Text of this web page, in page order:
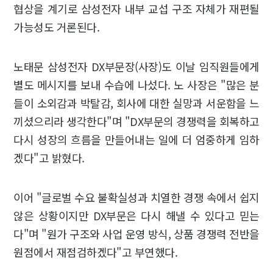
협상을 계기로 삼성전자 내부 교섭 구조 자체가 재편될
가능성도 거론된다.
노태문 삼성전자 DX부문장(사장)도 이날 임직원들에게
별도 메시지를 보내 수습에 나섰다. 노 사장은 "많은 분
들이 소외감과 박탈감, 회사에 대한 실망과 서운함을 느
끼셨으리라 생각한다"며 "DX부문의 경쟁력을 회복하고
다시 성장의 흐름을 만들어내는 일에 더 엄중하게 임하
겠다"고 밝혔다.
이어 "글로벌 수요 불확실성과 치열한 경쟁 속에서 쉽지
않은 상황이지만 DX부문은 다시 해낼 수 있다고 믿는
다"며 "원가 구조와 사업 운영 방식, 상품 경쟁력 전반을
원점에서 재점검하겠다"고 부연했다.